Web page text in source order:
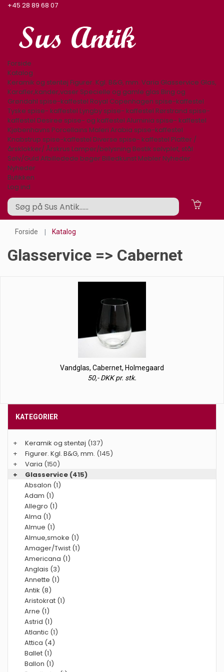
+45 28 89 68 07
Forside
Katalog
Keramik og stentøj Figurer. Kgl. B&G, mm. Varia Glasservice Glas,
Karafler,kander,vaser Specielle og gamle glas Bing og
Grøndahl spise-kaffestel Royal Copenhagen spise-kaffestel
Tyske spise- kaffestel Lyngby spise- kaffestel Rørstrand spise-
kaffestel Desiree spise- og kaffestel Aluminia spise- kaffestel
Kjøbenhavns Porcellains Maleri Arabia spise-kaffestel
Knabstrup spise-kaffestel Diverse spise- kaffestel Platter /
årsklokker/ Årskrus Lamper/belysning Bestik sølvplet, stål
Sølv/Guld Afbilledede bøger Billedkunst Møbler Nyheder
Nyheder
Butikken
Log ind
Forside Katalog
Glasservice => Cabernet
Vandglas, Cabernet, Holmegaard
50,- DKK pr. stk.
KATEGORIER
+ Keramik og stentøj (137)
+
Figurer. Kgl. B&G, mm. (145)
+
Varia (150)
+
Glasservice (415)
Absalon (1)
Adam (1)
Allegro (1)
Alma (1)
Almue (1)
Almue,smoke (1)
Amager/Twist (1)
Americana (1)
Anglais (3)
Annette (1)
Antik (8)
Aristokrat (1)
Arne (1)
Astrid (1)
Atlantic (1)
Attica (4)
Ballet (1)
Ballon (1)